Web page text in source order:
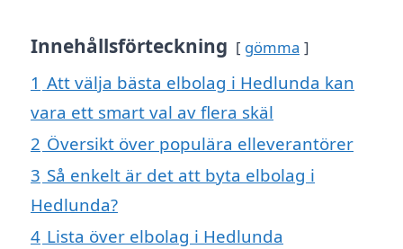
Innehållsförteckning gömma
1 Att välja bästa elbolag i Hedlunda kan
vara ett smart val av flera skäl
2 Översikt över populära elleverantörer
3 Så enkelt är det att byta elbolag i
Hedlunda?
4 Lista över elbolag i Hedlunda